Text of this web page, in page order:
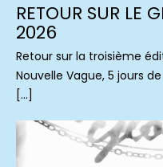
RETOUR SUR LE
2026
Retour sur la troisième
Nouvelle Vague, 5 jours
[…]